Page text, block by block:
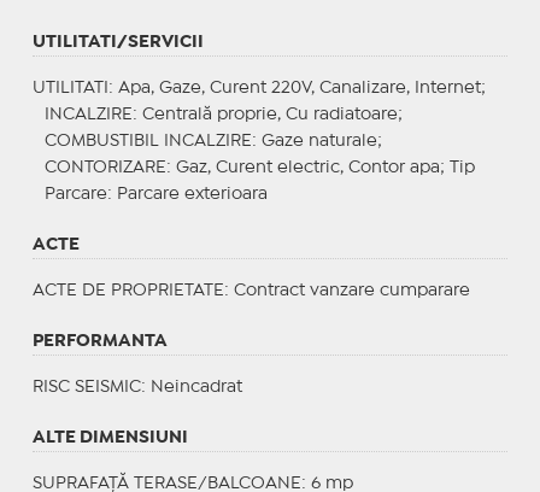
UTILITATI/SERVICII
UTILITATI : Apa, Gaze, Curent 220V, Canalizare, Internet;
INCALZIRE : Centrală proprie, Cu radiatoare;
COMBUSTIBIL INCALZIRE : Gaze naturale;
CONTORIZARE : Gaz, Curent electric, Contor apa;
Tip
Parcare: Parcare exterioara
ACTE
ACTE DE PROPRIETATE : Contract vanzare cumparare
PERFORMANTA
RISC SEISMIC: Neincadrat
ALTE DIMENSIUNI
SUPRAFAȚĂ TERASE/BALCOANE: 6 mp